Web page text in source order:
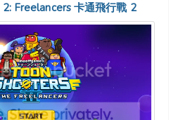
Freelancers 卡通飛行戰 2